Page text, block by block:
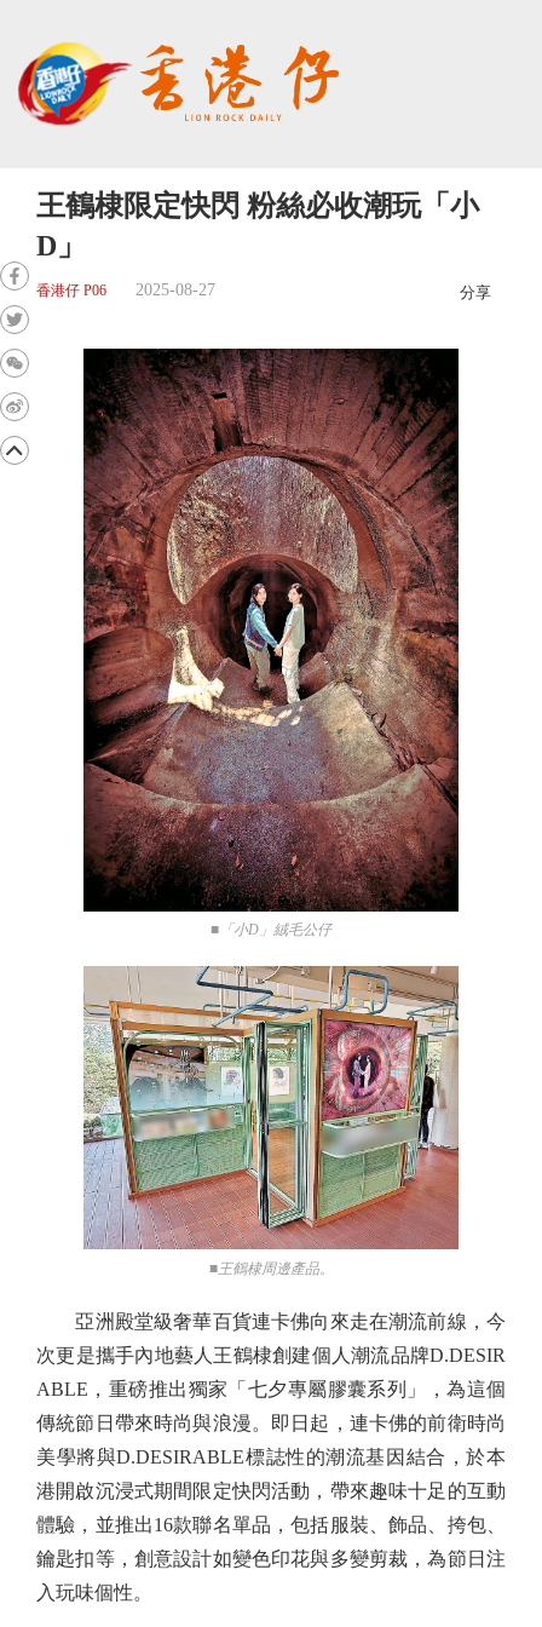
王鶴棣限定快閃 粉絲必收潮玩「小
D」
香港仔 P06 2025-08-27 分享
■「小D」絨毛公仔
■王鶴棣周邊產品。
亞洲殿堂級奢華百貨連卡佛向來走在潮流前線，今
次更是攜手內地藝人王鶴棣創建個人潮流品牌D.DESIR
ABLE，重磅推出獨家「七夕專屬膠囊系列」，為這個
傳統節日帶來時尚與浪漫。即日起，連卡佛的前衛時尚
美學將與D.DESIRABLE標誌性的潮流基因結合，於本
港開啟沉浸式期間限定快閃活動，帶來趣味十足的互動
體驗，並推出16款聯名單品，包括服裝、飾品、挎包、
鑰匙扣等，創意設計如變色印花與多變剪裁，為節日注
入玩味個性。